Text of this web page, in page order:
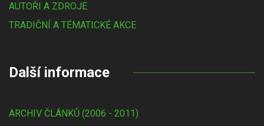
AUTOŘI A ZDROJE
TRADIČNÍ A TÉMATICKÉ AKCE
Další informace
ARCHIV ČLÁNKŮ (2006 - 2011)